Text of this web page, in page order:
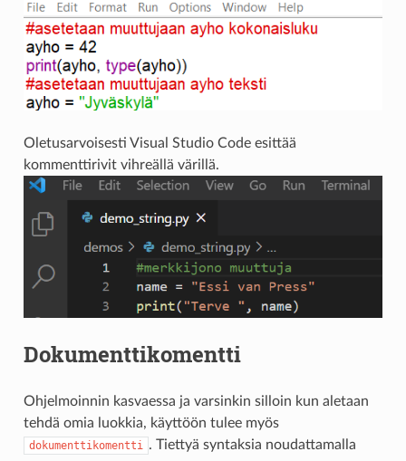
Oletusarvoisesti Visual Studio Code esittää
kommenttirivit vihreällä värillä.
Dokumenttikomentti
Ohjelmoinnin kasvaessa ja varsinkin silloin kun aletaan
tehdä omia luokkia, käyttöön tulee myös
dokumenttikomentti . Tiettyä syntaksia noudattamalla